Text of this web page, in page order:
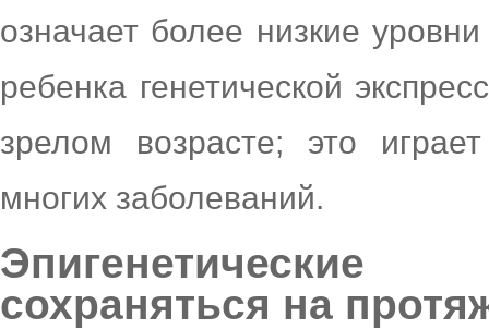
означает более низкие
ребенка генетической
зрелом возрасте; это
многих заболеваний.
сохраняться на